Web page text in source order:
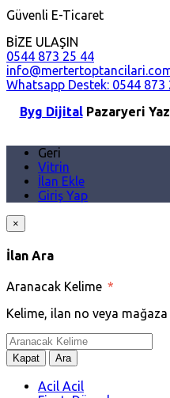
Güvenli E-Ticaret
BİZE ULAŞIN
0544 873 25 44
Whatsapp Destek: 0544 873
Byg DijitalPazaryeri
Geri
Vitrin
İlan Ekle
Giriş Yap
×
İlan Ara
Aranacak Kelime *
Kelime, ilan no veya mağaza
Kapat Ara
Acil Acil